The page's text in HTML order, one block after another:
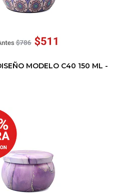
MODELO C40 150 ML -